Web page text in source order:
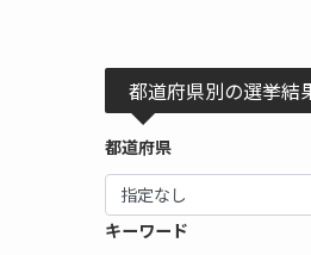
都道府県別の選挙結
都道府県
キーワード